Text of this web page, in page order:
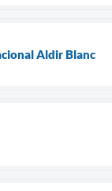
Aldir Blanc